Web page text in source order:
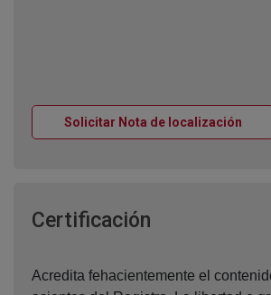
Solicitar Nota de localización
Certificación
Acredita fehacientemente el